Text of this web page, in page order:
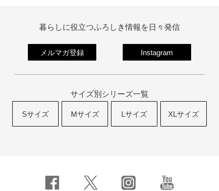
暮らしに役立つふろしき情報を日々発信
メルマガ登録 Instagram
サイズ別シリーズ一覧
Sサイズ Mサイズ Lサイズ XLサイズ